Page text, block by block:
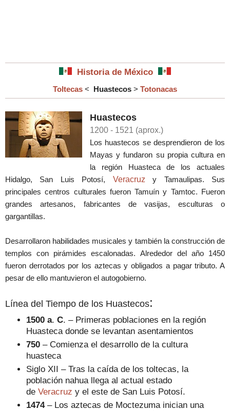
Historia de México
Toltecas < Huastecos > Totonacas
Huastecos
1200 - 1521 (aprox.)
Los huastecos se desprendieron de los
Mayas y fundaron su propia cultura en
la región Huasteca de los actuales
Hidalgo, San Luis Potosí, Veracruz y Tamaulipas. Sus
principales centros culturales fueron Tamuín y Tamtoc. Fueron
grandes artesanos, fabricantes de vasijas, esculturas o
gargantillas.
Desarrollaron habilidades musicales y también la construcción de
templos con pirámides escalonadas. Alrededor del año 1450
fueron derrotados por los aztecas y obligados a pagar tributo. A
pesar de ello mantuvieron el autogobierno.
Línea del Tiempo de los Huastecos:
1500 a.C. – Primeras poblaciones en la región
Huasteca donde se levantan asentamientos
750 – Comienza el desarrollo de la cultura
huasteca
Siglo XII – Tras la caída de los toltecas, la
población nahua llega al actual estado
deVeracruz y el este de San Luis Potosí.
1474– Los aztecas de Moctezuma inician una